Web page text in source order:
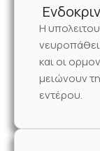
Η
και οι
μειώνουν
εντέρου.